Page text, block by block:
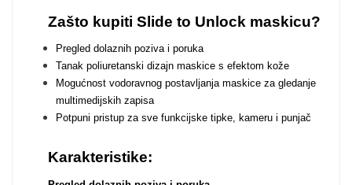
Zašto kupiti Slide to Unlock maskicu?
Pregled dolaznih poziva i poruka
Tanak poliuretanski dizajn maskice s efektom kože
Mogućnost vodoravnog postavljanja maskice za gledanje
multimedijskih zapisa
Potpuni pristup za sve funkcijske tipke, kameru i punjač
Karakteristike:
Monogrami Dječji motivi